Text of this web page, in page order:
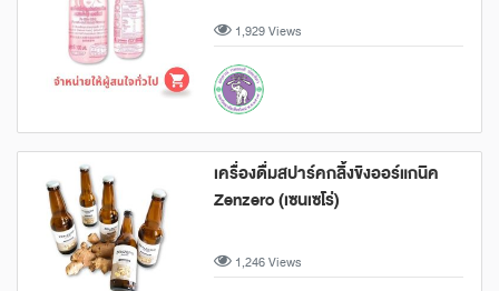
1,929 Views
เครื่องดื่มสปาร์คกลิ้งขิงออร์แกนิค
Zenzero (เซนเซโร่)
1,246 Views